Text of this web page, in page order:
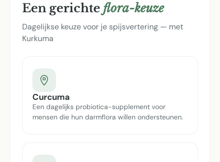
Een gerichte flora-keuze
Dagelijkse keuze voor je spijsvertering — met
Kurkuma
Curcuma
Een dagelijks probiotica-supplement voor
mensen die hun darmflora willen ondersteunen.